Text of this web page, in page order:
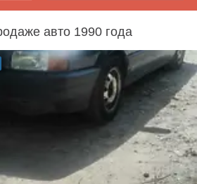
авто 1990 года